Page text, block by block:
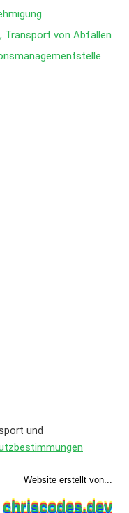
Transport von Abfällen
und
Website erstellt von...
chriscodes.dev